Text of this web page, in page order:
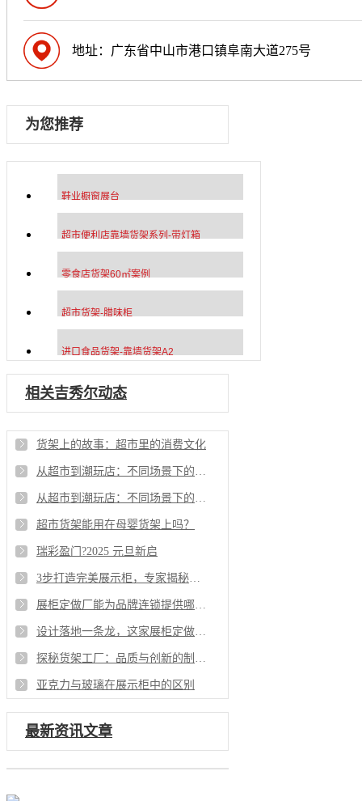
地址：广东省中山市港口镇阜南大道275号
为您推荐
鞋业橱窗展台
超市便利店靠墙货架系列-带灯箱
零食店货架60㎡案例
超市货架-腊味柜
进口食品货架-靠墙货架A2
相关吉秀尔动态
货架上的故事：超市里的消费文化
超市货架能用在母婴货架上吗？
瑞彩盈门?2025 元旦新启
亚克力与玻璃在展示柜中的区别
最新资讯文章